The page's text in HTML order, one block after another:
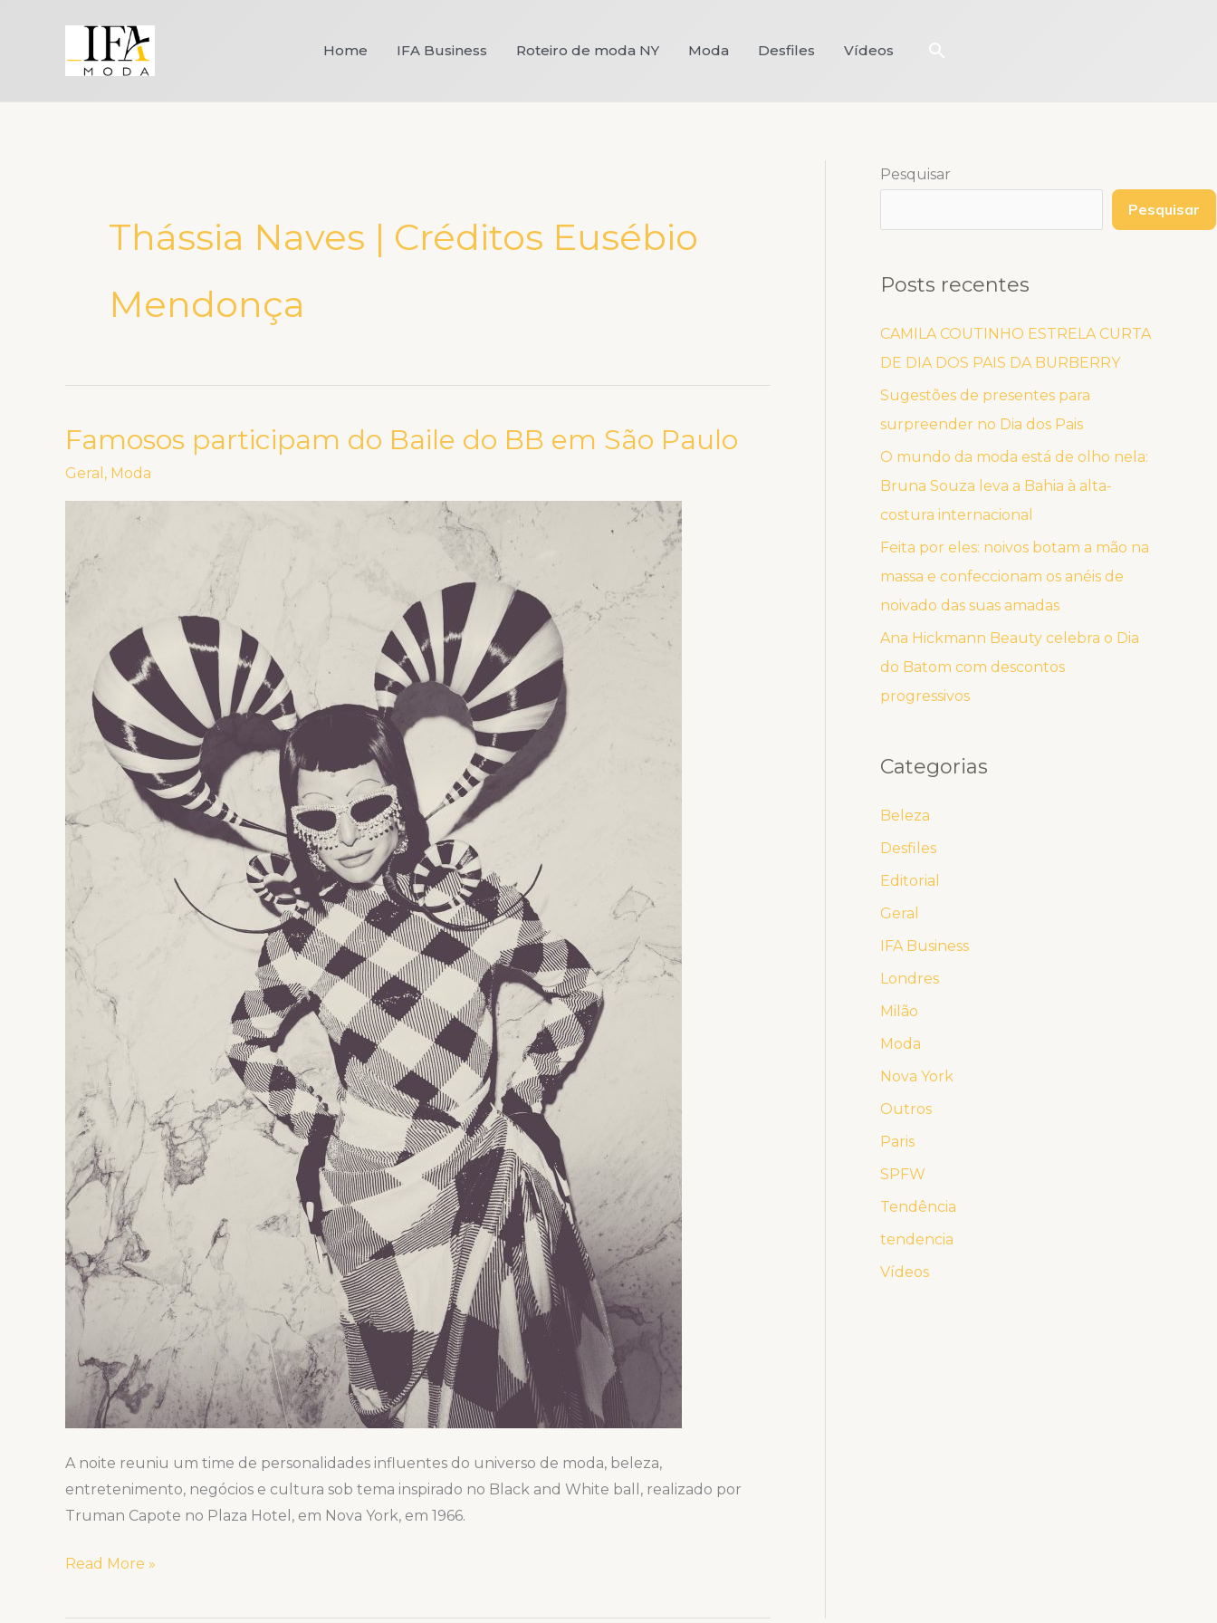
Home IFA Business Roteiro de moda NY Moda Desfiles Vídeos Pesquisar
Thássia Naves | Créditos Eusébio
Mendonça
Famosos participam do Baile do BB em São Paulo
Geral , Moda
A noite reuniu um time de personalidades influentes do universo de moda, beleza,
entretenimento, negócios e cultura sob tema inspirado no Black and White ball, realizado por
Truman Capote no Plaza Hotel, em Nova York, em 1966.
Famosos
BB
em
Read More »
Pesquisar
Pesquisar
Posts recentes
CAMILA COUTINHO ESTRELA CURTA
DE DIA DOS PAIS DA BURBERRY
Sugestões de presentes para
surpreender no Dia dos Pais
O mundo da moda está de olho nela:
Bruna Souza leva a Bahia à alta-
costura internacional
Feita por eles: noivos botam a mão na
massa e confeccionam os anéis de
noivado das suas amadas
Ana Hickmann Beauty celebra o Dia
do Batom com descontos
progressivos
Categorias
Beleza
Desfiles
Editorial
Geral
IFA Business
Londres
Milão
Moda
Nova York
Outros
Paris
SPFW
Tendência
tendencia
Vídeos